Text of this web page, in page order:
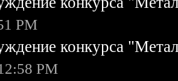
PM
конкурса
PM